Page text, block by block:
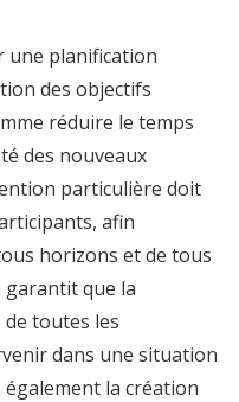
une planification
des objectifs
réduire le temps
des nouveaux
particulière doit
afin
horizons et de tous
garantit que la
toutes les
dans une situation
la création